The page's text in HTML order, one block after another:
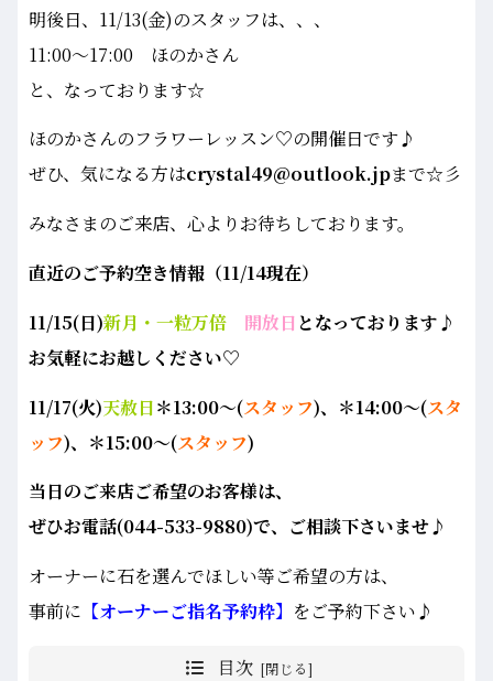
明後日、11/13(金)のスタッフは、、、
11:00～17:00 ほのかさん
と、なっております☆
ほのかさんのフラワーレッスン♡の開催日です♪
ぜひ、気になる方はcrystal49@outlook.jpまで☆彡
みなさまのご来店、心よりお待ちしております。
直近のご予約空き情報（11/14現在）
11/15(日)新月・一粒万倍 開放日 となっております♪
お気軽にお越しください♡
11/17(火)天赦日＊13:00～(スタッフ)、＊14:00～(スタ
ッフ)、 ＊15:00～(スタッフ)
当日のご来店ご希望のお客様は、
ぜひお電話(044-533-9880)で、ご相談下さいませ♪
オーナーに石を選んでほしい等ご希望の方は、
事前に 【オーナーご指名予約枠】 をご予約下さい♪
目次